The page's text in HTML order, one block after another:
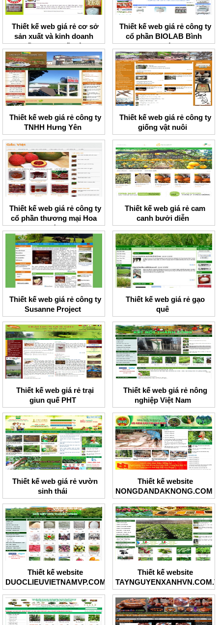
Thiết kế web giá rẻ cơ sở
sản xuất và kinh doanh
miến dong Thế Liên
Thiết kế web giá rẻ công ty
cổ phần BIOLAB Bình
Nguyên
Thiết kế web giá rẻ công ty
TNHH Hưng Yên
Thiết kế web giá rẻ công ty
giống vật nuôi
Thiết kế web giá rẻ công ty
cổ phần thương mại Hoa
Kỳ
Thiết kế web giá rẻ cam
canh bưởi diễn
Thiết kế web giá rẻ công ty
Susanne Project
Thiết kế web giá rẻ gạo
quê
Thiết kế web giá rẻ trại
giun quế PHT
Thiết kế web giá rẻ nông
nghiệp Việt Nam
Thiết kế web giá rẻ vườn
sinh thái
Thiết kế website
NONGDANDAKNONG.COM
Thiết kế website
DUOCLIEUVIETNAMVP.COM
Thiết kế website